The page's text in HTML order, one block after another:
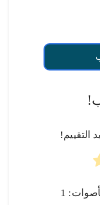
التقييم!
1